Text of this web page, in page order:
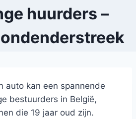
huurders –
auto kan een spannende
bestuurders in België,
die 19 jaar oud zijn.